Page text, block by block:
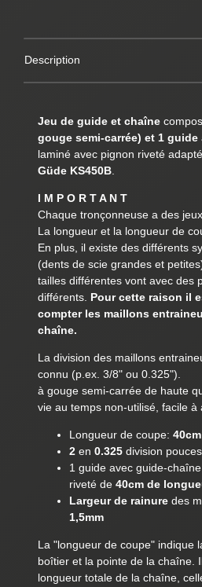
Description
Jeu de guide et chaîne
gouge semi-carrée) et 1 guide
laminé avec pignon riveté
Güde KS450B.
I M P O R T A N T
Chaque tronçonneuse a des
La longueur et la longueur de
En plus, il existe des différents
(dents de scie grandes et
tailles différentes vont avec des
différents. Pour cette raison il
compter les maillons
chaîne.
La division des maillons
connu (p.ex. 3/8" ou 0.325").
à gouge semi-carrée de haute
vie au temps non-utilisé, facile à
Longueur de coupe: 40cm
2en 0.325division
1 guide avec guide-
riveté de 40cm de
Largeur de rainuredes
1,5mm
La "longueur de coupe" indique
boîtier et la pointe de la chaîne.
longueur totale de la chaîne,